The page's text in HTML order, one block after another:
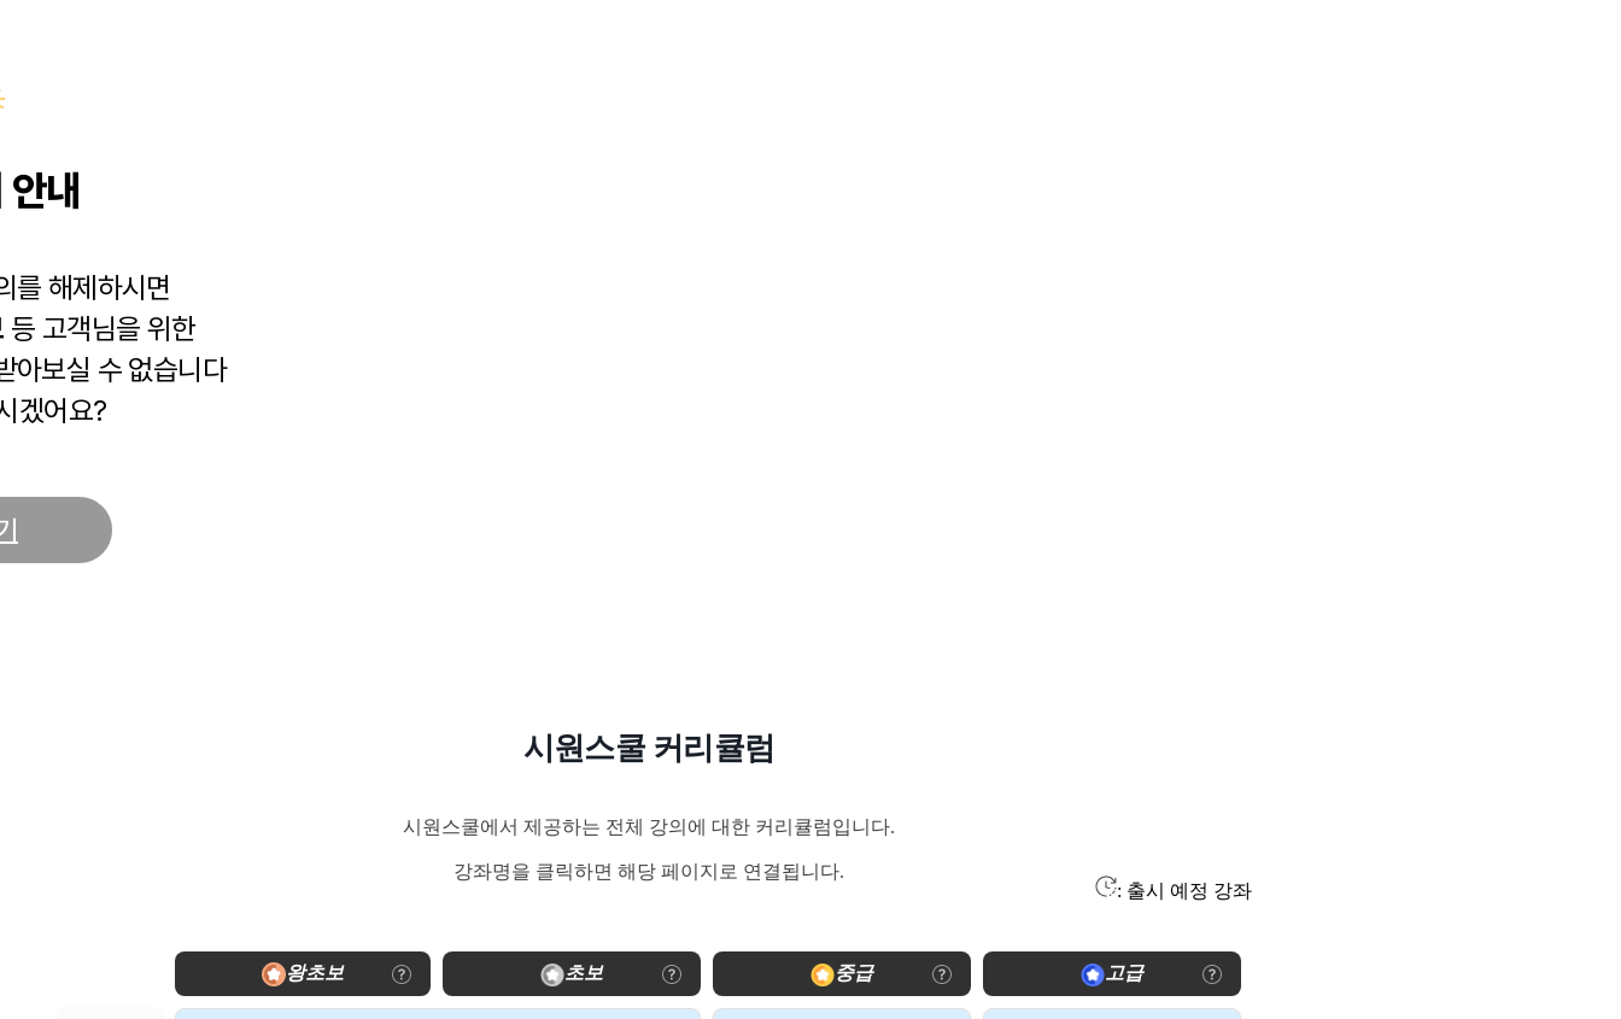
내
를 해제하시면
등 고객님을 위한
아보실 수 없습니다
겠어요?
시원스쿨 커리큘럼
시원스쿨에서 제공하는 전체 강의에 대한 커리큘럼입니다.
강좌명을 클릭하면 해당 페이지로 연결됩니다.
: 출시 예정 강좌
왕초보 초보 중급 고급